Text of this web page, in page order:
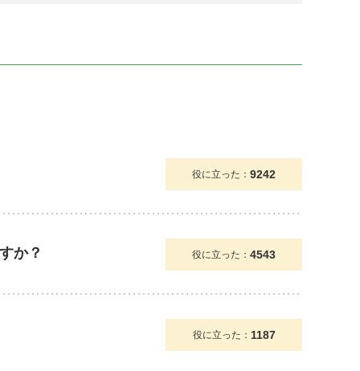
役に立った： 9242
か？ 役に立った： 4543
役に立った： 1187